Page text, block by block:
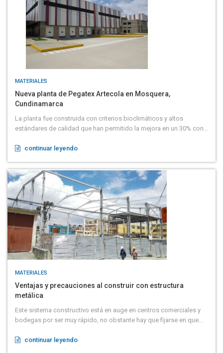
MATERIALES
Nueva planta de Pegatex Artecola en Mosquera,
Cundinamarca
La planta fue construida con criterios bioclimáticos y altos
estándares de calidad que han permitido la mejora en un 30% con...
continuar leyendo
MATERIALES
Ventajas y precauciones al construir con estructura
metálica
Este sistema constructivo está en auge en centros comerciales y
bodegas por ser muy rápido, no obstante hay que fijarse en que...
continuar leyendo